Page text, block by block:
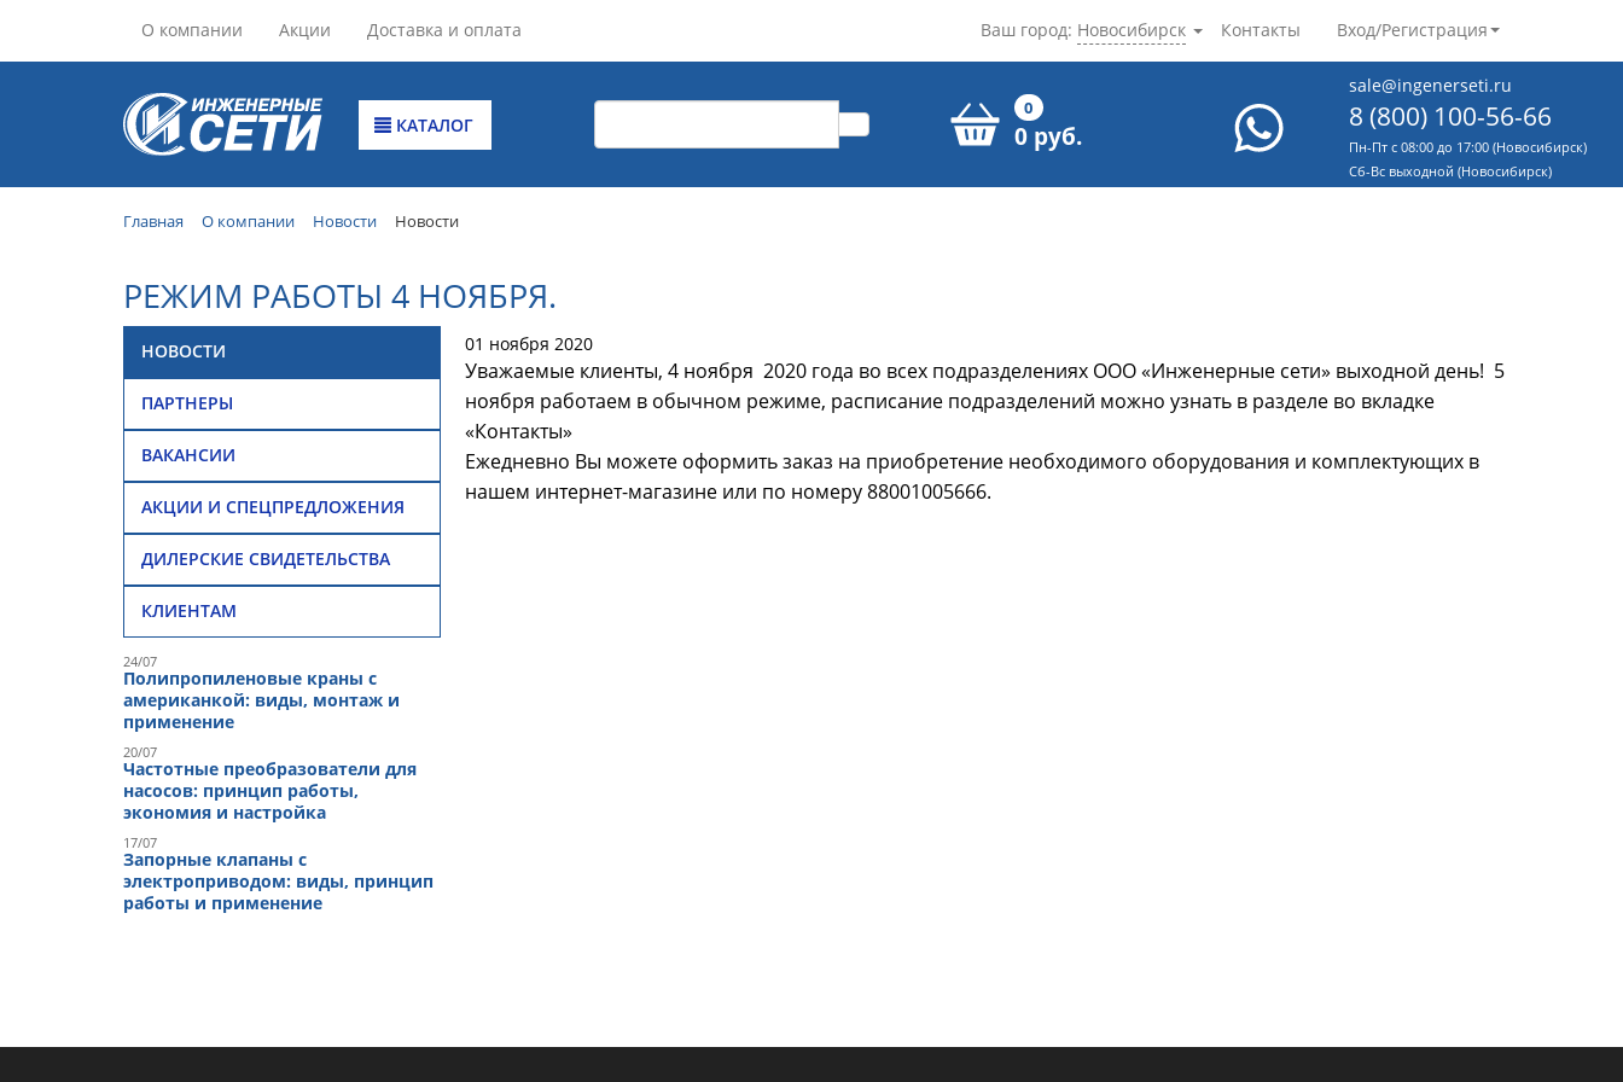
О компании Акции Доставка и оплата Контакты Вход/Регистрация
Ваш город: Новосибирск
КАТАЛОГ
0
0 руб.
sale@ingenerseti.ru
8 (800) 100-56-66
Пн-Пт с 08:00 до 17:00 (Новосибирск)
Cб-Вс выходной (Новосибирск)
Главная О компании Новости Новости
РЕЖИМ РАБОТЫ 4 НОЯБРЯ.
НОВОСТИ
ПАРТНЕРЫ
ВАКАНСИИ
АКЦИИ И СПЕЦПРЕДЛОЖЕНИЯ
ДИЛЕРСКИЕ СВИДЕТЕЛЬСТВА
КЛИЕНТАМ
24/07
Полипропиленовые краны с
американкой: виды, монтаж и
применение
20/07
Частотные преобразователи для
насосов: принцип работы,
экономия и настройка
17/07
Запорные клапаны с
электроприводом: виды, принцип
работы и применение
01 ноября 2020
Уважаемые клиенты, 4 ноября 2020 года во всех подразделениях ООО «Инженерные сети» выходной день! 5
ноября работаем в обычном режиме, расписание подразделений можно узнать в разделе во вкладке
«Контакты»
Ежедневно Вы можете оформить заказ на приобретение необходимого оборудования и комплектующих в
нашем интернет-магазине или по номеру 88001005666.